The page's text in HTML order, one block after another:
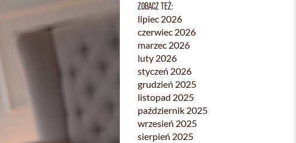
ZOBACZ TEŻ:
lipiec 2026
czerwiec 2026
marzec 2026
luty 2026
styczeń 2026
grudzień 2025
listopad 2025
październik 2025
wrzesień 2025
sierpień 2025